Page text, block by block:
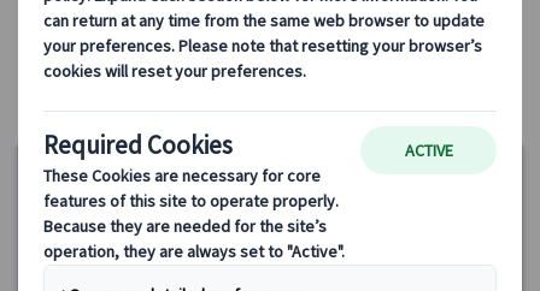
カテゴリーから探す
ランドクルーズ 北欧周遊ツアー